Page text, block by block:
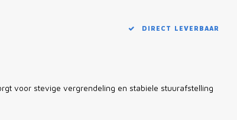
DIRECT LEVERBAAR
voor stevige vergrendeling en stabiele stuurafstelling